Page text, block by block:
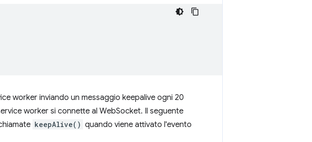
worker inviando un messaggio keepalive ogni 20
worker si connette al WebSocket. Il seguente
keepAlive() quando viene attivato l'evento